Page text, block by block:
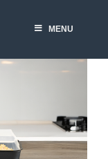
MENU
ユース
RFID技